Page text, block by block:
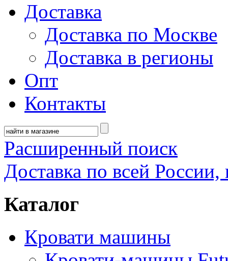
Доставка
Доставка по Москве
Доставка в регионы
Опт
Контакты
Расширенный поиск
Доставка по всей России,
Каталог
Кровати машины